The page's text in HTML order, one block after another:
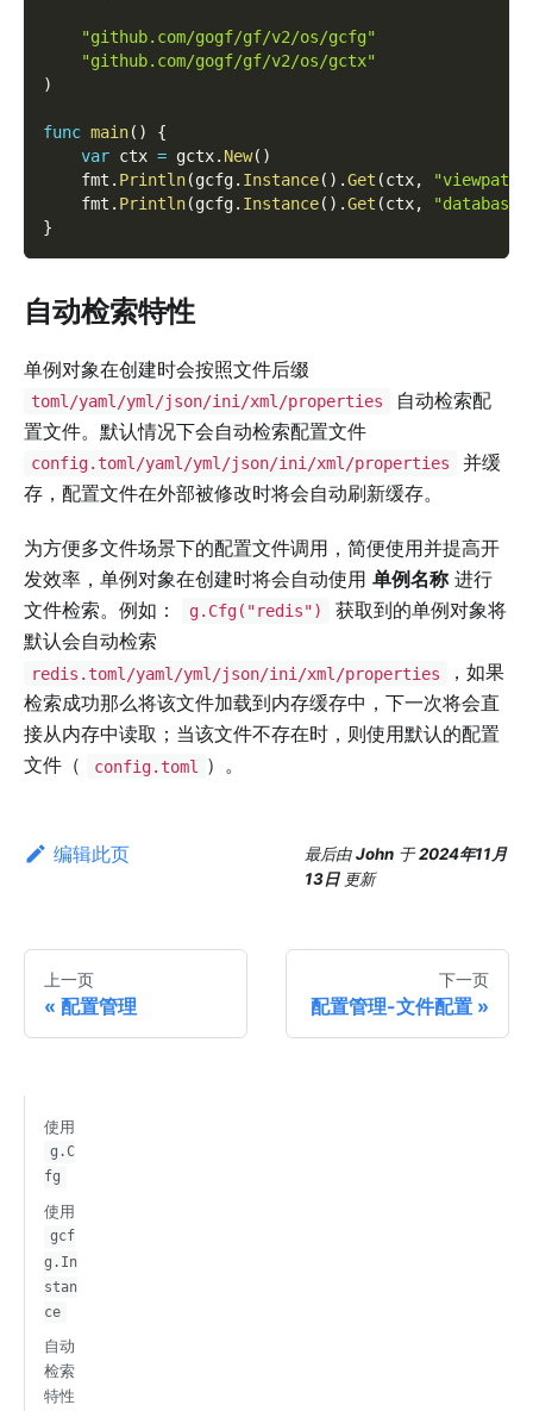
"github.com/gogf/gf/v2/os/gcfg"
"github.com/gogf/gf/v2/os/gctx"
)
func main( )
{
var ctx = gctx. New( )
    fmt
. Println(gcfg. Instance( ) .Get (ctx, "viewpath"
    fmt
. Println(gcfg. Instance( ) .Get (ctx,
}
自动检索特性
单例对象在创建时会按照文件后缀
toml/yaml/yml/json/ini/xml/properties
自动检索配
置文件。默认情况下会自动检索配置文件
config.toml/yaml/yml/json/ini/xml/properties
并缓
存，配置文件在外部被修改时将会自动刷新缓存。
为方便多文件场景下的配置文件调用，简便使用并提高开
发效率，单例对象在创建时将会自动使用 单例名称进行
文件检索。例如：
g.Cfg("redis")
获取到的单例对象将
默认会自动检索
redis.toml/yaml/yml/json/ini/xml/properties
，如果
检索成功那么将该文件加载到内存缓存中，下一次将会直
接从内存中读取；当该文件不存在时，则使用默认的配置
文件（
config.toml ）。
编辑此页 最后由John 于2024年11月
13日 更新
上一页
配置管理
下一页
配置管理-文件配置
使用
g.C
fg
使用
gcf
g.In
stan
ce
自动
检索
特性